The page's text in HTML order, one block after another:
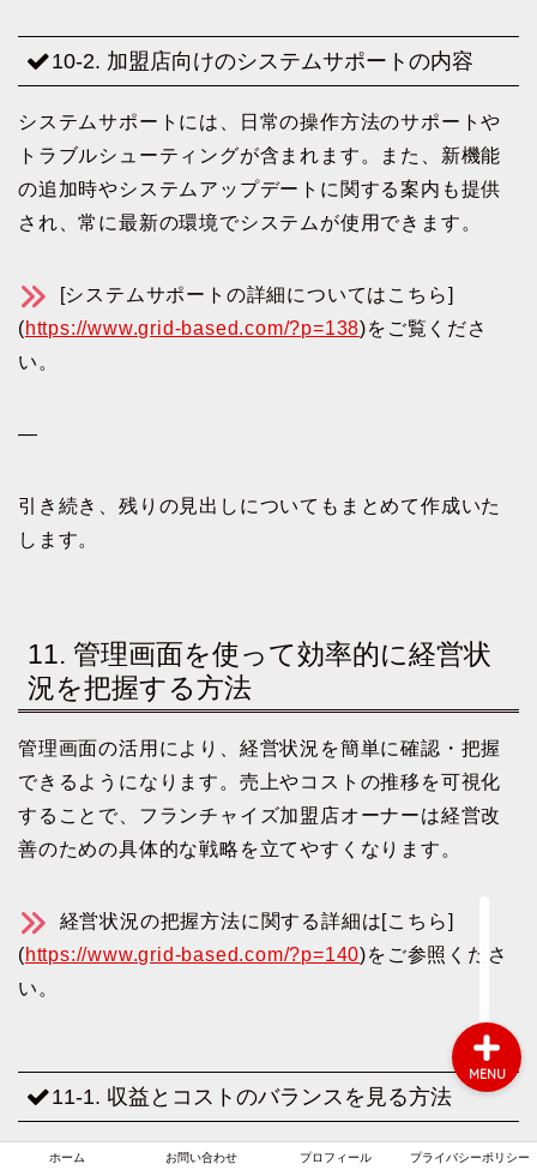
10-2. 加盟店向けのシステムサポートの内容
システムサポートには、日常の操作方法のサポートや
トラブルシューティングが含まれます。また、新機能
の追加時やシステムアップデートに関する案内も提供
され、常に最新の環境でシステムが使用できます。
[システムサポートの詳細についてはこちら]
(https://www.grid-based.com/?p=138)をご覧くださ
い。
—
引き続き、残りの見出しについてもまとめて作成いた
します。
11. 管理画面を使って効率的に経営状
況を把握する方法
管理画面の活用により、経営状況を簡単に確認・把握
できるようになります。売上やコストの推移を可視化
することで、フランチャイズ加盟店オーナーは経営改
善のための具体的な戦略を立てやすくなります。
経営状況の把握方法に関する詳細は[こちら]
(https://www.grid-based.com/?p=140)をご参照くださ
い。
11-1. 収益とコストのバランスを見る方法
売上とコストのバランスは、フランチャイズ経営にお
ホーム お問い合わせ プロフィール プライバシーポリシー
MENU
ホーム
お問い合わせ
プライバシーポリシー